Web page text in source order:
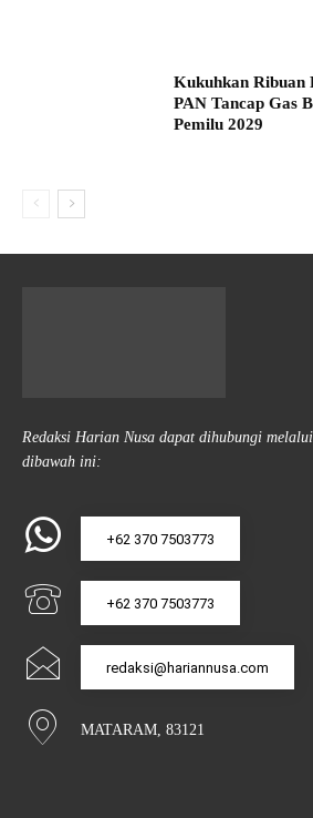
Kukuhkan Ribuan
PAN Tancap Gas
Pemilu 2029
Redaksi Harian Nusa dapat dihubungi
dibawah ini:
+62 370 7503773
+62 370 7503773
redaksi@hariannusa.com
MATARAM, 83121